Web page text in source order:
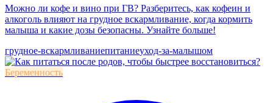
Можно ли кофе и вино при ГВ? Разберитесь, как кофеин и
алкоголь влияют на грудное вскармливание, когда кормить
малыша и какие дозы безопасны. Узнайте больше!
грудное-вскармливаниепитаниеуход-за-малышом
Беременность